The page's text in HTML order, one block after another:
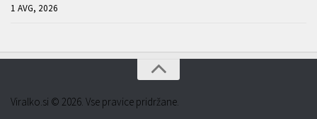
1 AVG, 2026
Viralko.si © 2026. Vse pravice pridržane.